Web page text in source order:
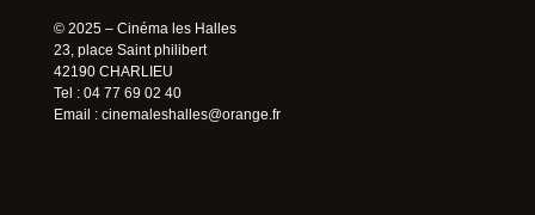
© 2025 – Cinéma les Halles
23, place Saint philibert
42190 CHARLIEU
Tel : 04 77 69 02 40
Email : cinemaleshalles@orange.fr